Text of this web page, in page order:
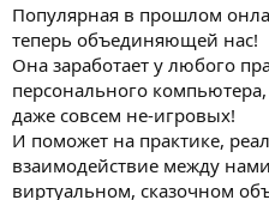
а
Популярная в прошлом
теперь объединяющей нас!
Она заработает у любого
персонального
даже совсем не-игровых!
И поможет на практике,
взаимодействие между
виртуальном, сказочном